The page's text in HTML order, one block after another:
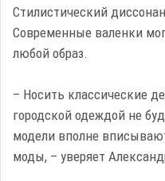
Стилистический
Современные валенки
любой образ.
– Носить классические
городской одеждой не
модели вполне
моды, – уверяет